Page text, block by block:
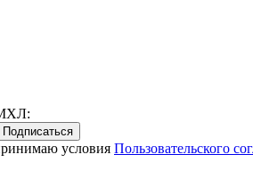
Подписаться
условия Пользовательского